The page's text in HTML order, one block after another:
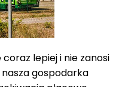
lepiej i nie zanosi
nasza gospodarka